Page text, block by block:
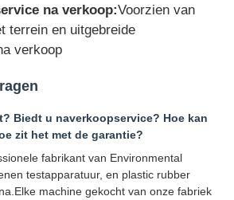
na verkoop:Voorzien van
terrein en uitgebreide
verkoop
Biedt u naverkoopservice? Hoe kan
zit het met de garantie?
fabrikant van Environmental
testapparatuur, en plastic rubber
machine gekocht van onze fabriek